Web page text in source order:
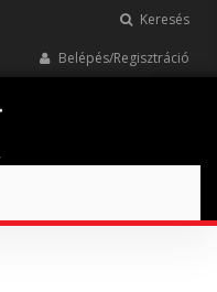
Keresés
Belépés/Regisztráció